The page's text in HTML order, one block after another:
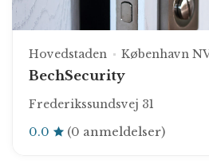
Hovedstaden København
BechSecurity
Frederikssundsvej 31
0.0 (0 anmeldelser)